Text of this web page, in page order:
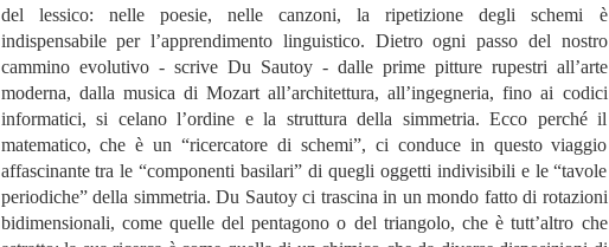
del lessico: nelle poesie, nelle canzoni, la ripetizione degli schemi è
indispensabile per l’apprendimento linguistico. Dietro ogni passo del nostro
cammino evolutivo - scrive Du Sautoy - dalle prime pitture rupestri all’arte
moderna, dalla musica di Mozart all’architettura, all’ingegneria, fino ai codici
informatici, si celano l’ordine e la struttura della simmetria. Ecco perché il
matematico, che è un “ricercatore di schemi”, ci conduce in questo viaggio
affascinante tra le “componenti basilari” di quegli oggetti indivisibili e le “tavole
periodiche” della simmetria. Du Sautoy ci trascina in un mondo fatto di rotazioni
bidimensionali, come quelle del pentagono o del triangolo, che è tutt’altro che